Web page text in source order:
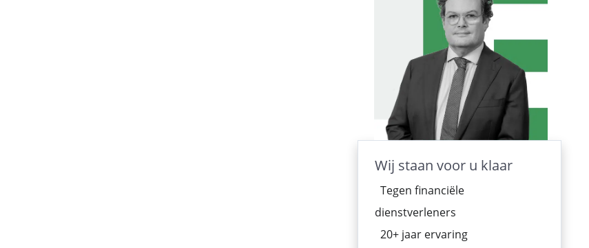
Wij staan voor u klaar
Tegen financiële
dienstverleners
20+ jaar ervaring